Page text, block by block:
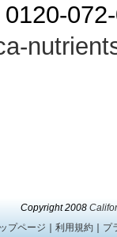
0120-
Copyright 2008
プページ 利用規約 プ